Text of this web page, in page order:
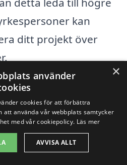
kan
ditt projekt över
idé att begära flera
rättvis bild av vad
Harbo kan kosta.
att jämföra priser
×
använder
cookies för att förbättra
att använda vår webbplats samtycker
med vår cookiepolicy. Läs mer
AVVISA ALLT